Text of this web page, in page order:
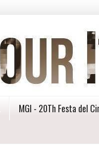
MGI - 20Th Festa del